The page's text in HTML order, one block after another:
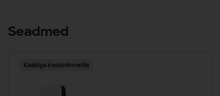
Seadmed
Kaabliga koduinternetile